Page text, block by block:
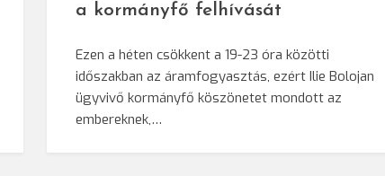
a kormányfő felhívását
Ezen a héten csökkent a 19-23 óra közötti
időszakban az áramfogyasztás, ezért Ilie Bolojan
ügyvivő kormányfő köszönetet mondott az
embereknek,…